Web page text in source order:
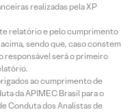
realizadas pela XP
relatório e pelo cumprimento
sendo que, caso constem
responsável será o primeiro
ao cumprimento de
da APIMEC Brasil para o
Conduta dos Analistas de